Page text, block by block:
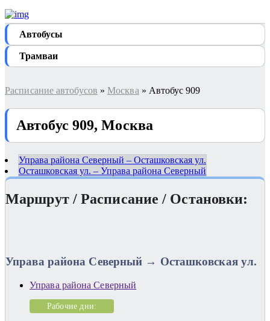
Автобуcы
Трамваи
Расписание автобусов » Москва » Автобус 909
Автобус 909, Москва
Управа района Северный – Осташковская ул.
Осташковская ул. – Управа района Северный
Маршрут / Расписание / Остановки:
Управа района Северный → Осташковская ул.
Управа района Северный
Рабочие дни: